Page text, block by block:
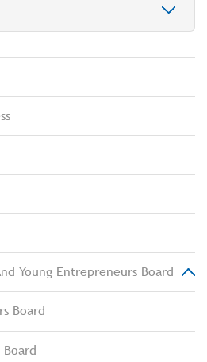
Young Entrepreneurs Board
Board